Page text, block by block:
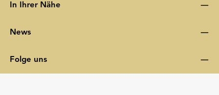
In Ihrer Nähe
News
Folge uns